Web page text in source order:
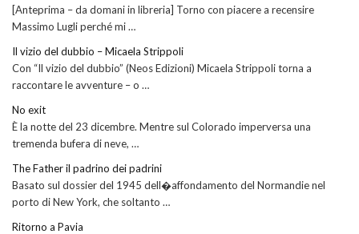
[Anteprima – da domani in libreria] Torno con piacere a recensire
Massimo Lugli perché mi …
Il vizio del dubbio – Micaela Strippoli
Con “Il vizio del dubbio” (Neos Edizioni) Micaela Strippoli torna a
raccontare le avventure – o …
No exit
È la notte del 23 dicembre. Mentre sul Colorado imperversa una
tremenda bufera di neve, …
The Father il padrino dei padrini
Basato sul dossier del 1945 dell�affondamento del Normandie nel
porto di New York, che soltanto …
Ritorno a Pavia